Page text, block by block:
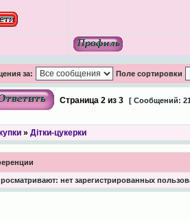
за: Поле сортировки
Страница 2из 3 [ Сообщений:
» Дітки-цукерки
нет зарегистрированных